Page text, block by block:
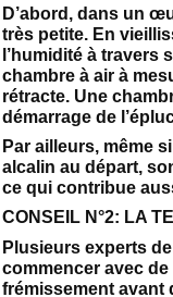
D’abord, dans un
très petite. En
l’humidité à travers
chambre à air à
rétracte. Une
démarrage de
Par ailleurs, même
alcalin au départ,
ce qui contribue
CONSEIL N°2: LA
Plusieurs experts
commencer avec de
frémissement avant